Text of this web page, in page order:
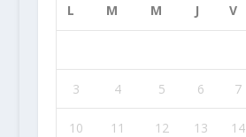
L M M J V
3 4 5 6 7
10 11 12 13 14